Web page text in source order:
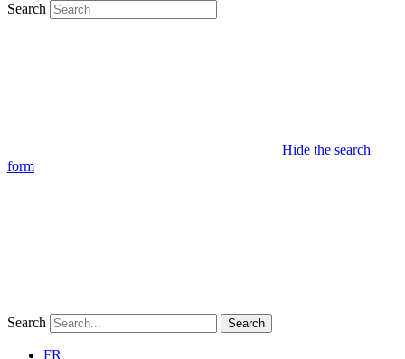
Search
Hide the search
form
Search Search
FR